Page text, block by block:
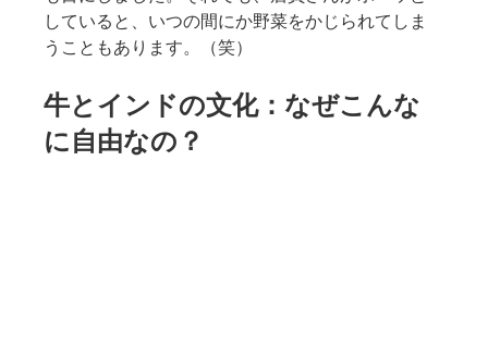
していると、いつの間にか野菜をかじられてしま
うこともあります。（笑）
牛とインドの文化：なぜこんな
に自由なの？